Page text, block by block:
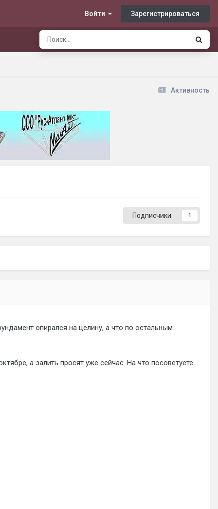
Войти Зарегистрироваться
Активность
Подписчики 1
опирался на целину, а что по остальным
а залить просят уже сейчас. На что посоветуете